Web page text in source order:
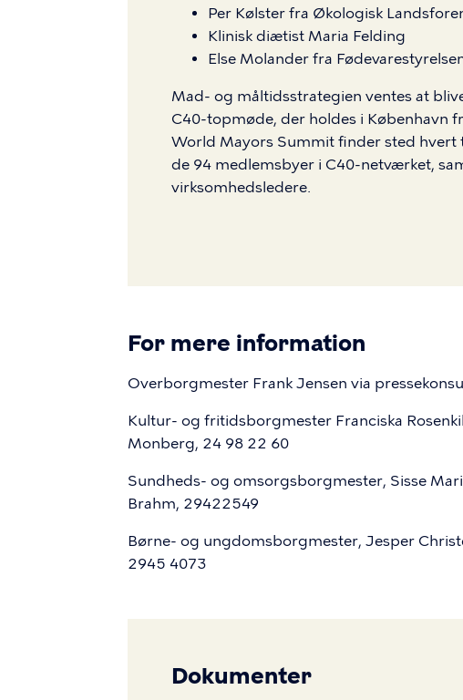
Per Kølster fra Økologisk
Klinisk diætist Maria Felding
Else Molander fra
Mad- og måltidsstrategien ventes at
C40-topmøde, der holdes i København
World Mayors Summit finder sted
de 94 medlemsbyer i C40-netværket,
virksomhedsledere.
For mere information
Overborgmester Frank Jensen via
Kultur- og fritidsborgmester Franciska
Monberg, 24 98 22 60
Sundheds- og omsorgsborgmester, Sisse
Brahm, 29422549
Børne- og ungdomsborgmester, Jesper
2945 4073
Dokumenter